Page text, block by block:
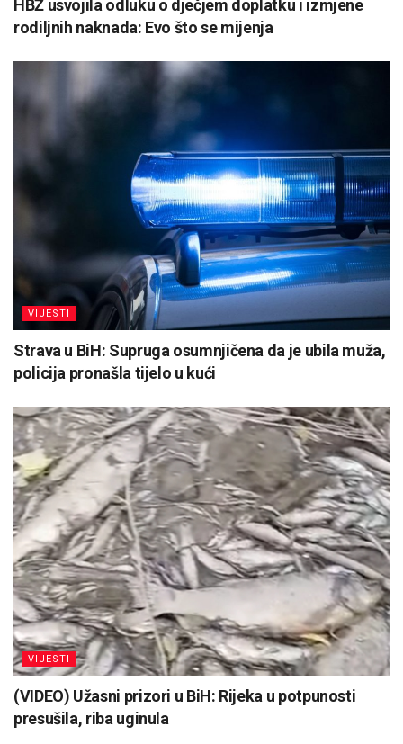
HBŽ usvojila odluku o dječjem doplatku i izmjene
rodiljnih naknada: Evo što se mijenja
VIJESTI
Strava u BiH: Supruga osumnjičena da je ubila muža,
policija pronašla tijelo u kući
VIJESTI
(VIDEO) Užasni prizori u BiH: Rijeka u potpunosti
presušila, riba uginula